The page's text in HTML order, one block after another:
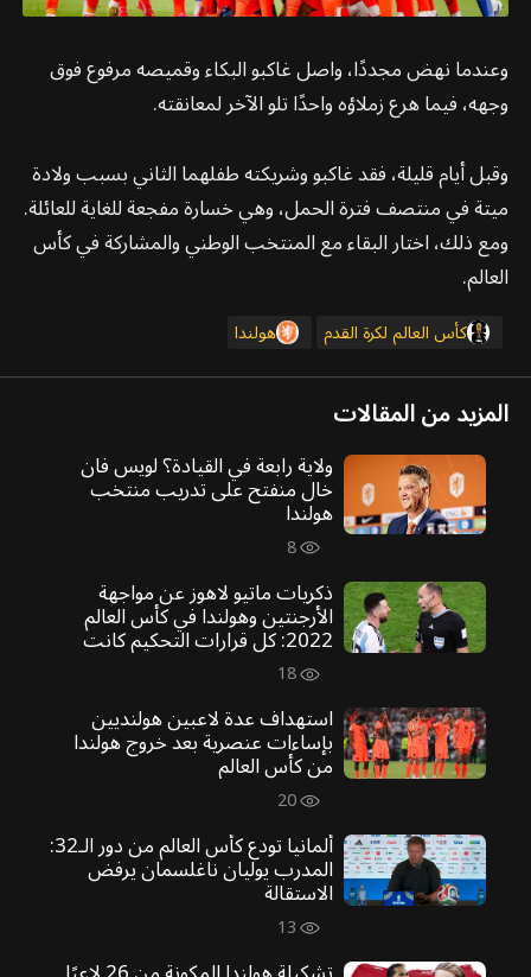
وعندما نهض مجددًا، واصل غاكبو البكاء وقميصه مرفوع فوق
وجهه، فيما هرع زملاؤه واحدًا تلو الآخر لمعانقته.
وقبل أيام قليلة، فقد غاكبو وشريكته طفلهما الثاني بسبب ولادة
ميتة في منتصف فترة الحمل، وهي خسارة مفجعة للغاية للعائلة.
ومع ذلك، اختار البقاء مع المنتخب الوطني والمشاركة في كأس
العالم.
كأس العالم لكرة القدم هولندا
المزيد من المقالات
ولاية رابعة في القيادة؟ لويس فان
خال منفتح على تدريب منتخب
هولندا
8
ذكريات ماتيو لاهوز عن مواجهة
الأرجنتين وهولندا في كأس العالم
2022: كل قرارات التحكيم كانت
صحيحة
18
استهداف عدة لاعبين هولنديين
بإساءات عنصرية بعد خروج هولندا
من كأس العالم
20
ألمانيا تودع كأس العالم من دور الـ32:
المدرب يوليان ناغلسمان يرفض
الاستقالة
13